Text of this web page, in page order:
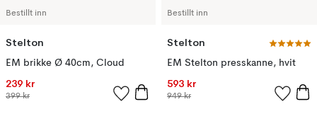
Bestillt inn
Stelton
EM brikke Ø 40cm, Cloud
239 kr
399 kr
Bestillt inn
Stelton
EM Stelton presskanne, hvit
593 kr
949 kr